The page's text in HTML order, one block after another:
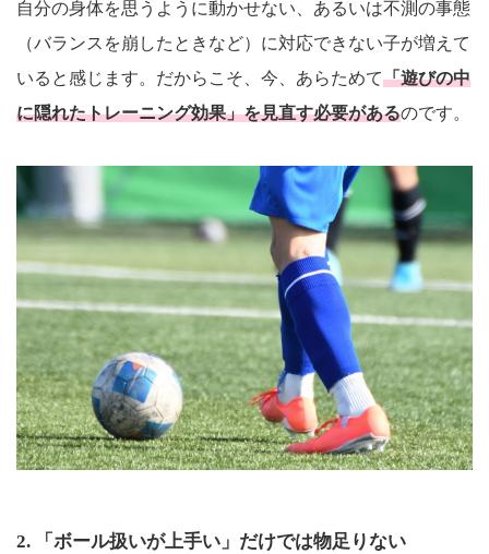
自分の身体を思うように動かせない、あるいは不測の事態
（バランスを崩したときなど）に対応できない子が増えて
いると感じます。だからこそ、今、あらためて「遊びの中
に隠れたトレーニング効果」を見直す必要があるのです。
2. 「ボール扱いが上手い」だけでは物足りない